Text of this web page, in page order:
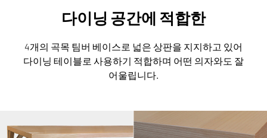
다이닝 공간에 적합한
4개의 곡목 팀버 베이스로 넓은 상판을 지지하고 있어
다이닝 테이블로 사용하기 적합하며 어떤 의자와도 잘
어울립니다.